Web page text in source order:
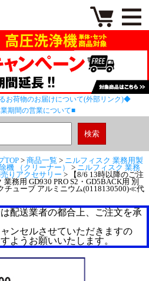
お荷物のお届けについて(外部リンク)◆
期間の営業について■
TOP > 商品一覧 > ニルフィスク 業務用製
機 （クリーナー） > ニルフィスク 業務
りアクセサリー > 【8/6 13時以降のご注
務用 GD930 PRO S2・GD5BACK用 別
チューブ アルミニウム(0118130500)≪代
配送業者の都合上、ご注文を承
ンセルさせていただきますの
ようお願いいたします。